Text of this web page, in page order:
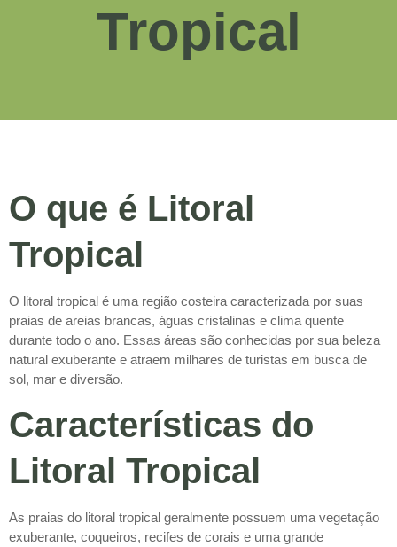
Tropical
O que é Litoral
Tropical
O litoral tropical é uma região costeira caracterizada por suas
praias de areias brancas, águas cristalinas e clima quente
durante todo o ano. Essas áreas são conhecidas por sua beleza
natural exuberante e atraem milhares de turistas em busca de
sol, mar e diversão.
Características do
Litoral Tropical
As praias do litoral tropical geralmente possuem uma vegetação
exuberante, coqueiros, recifes de corais e uma grande